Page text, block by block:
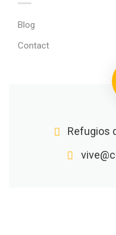
Blog
Contact
Refugios